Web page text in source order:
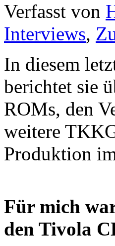
Verfasst von
Interviews,
In diesem
berichtet sie
ROMs, den
weitere
Produktion
Für mich
den Tivola